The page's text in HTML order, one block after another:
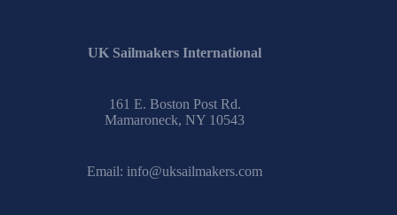
UK Sailmakers International
161 E. Boston Post Rd.
Mamaroneck, NY 10543
Email: info@uksailmakers.com